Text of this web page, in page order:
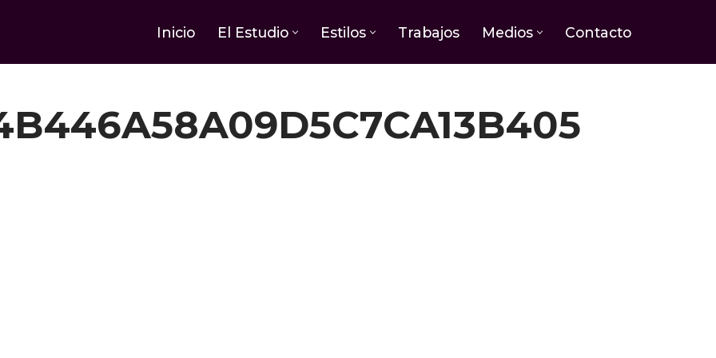
Inicio El Estudio Estilos Trabajos Medios Contacto